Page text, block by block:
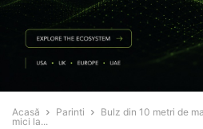
Acasă Parinti
Bulz din 10 metri de
mici la...